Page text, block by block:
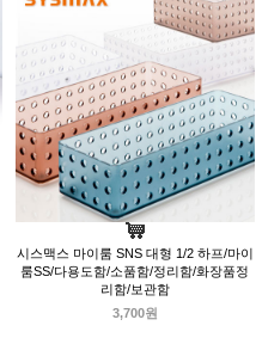
시스맥스 마이룸 SNS 대형 1/2 하프/마이
룸SS/다용도함/소품함/정리함/화장품정
리함/보관함
3,700원